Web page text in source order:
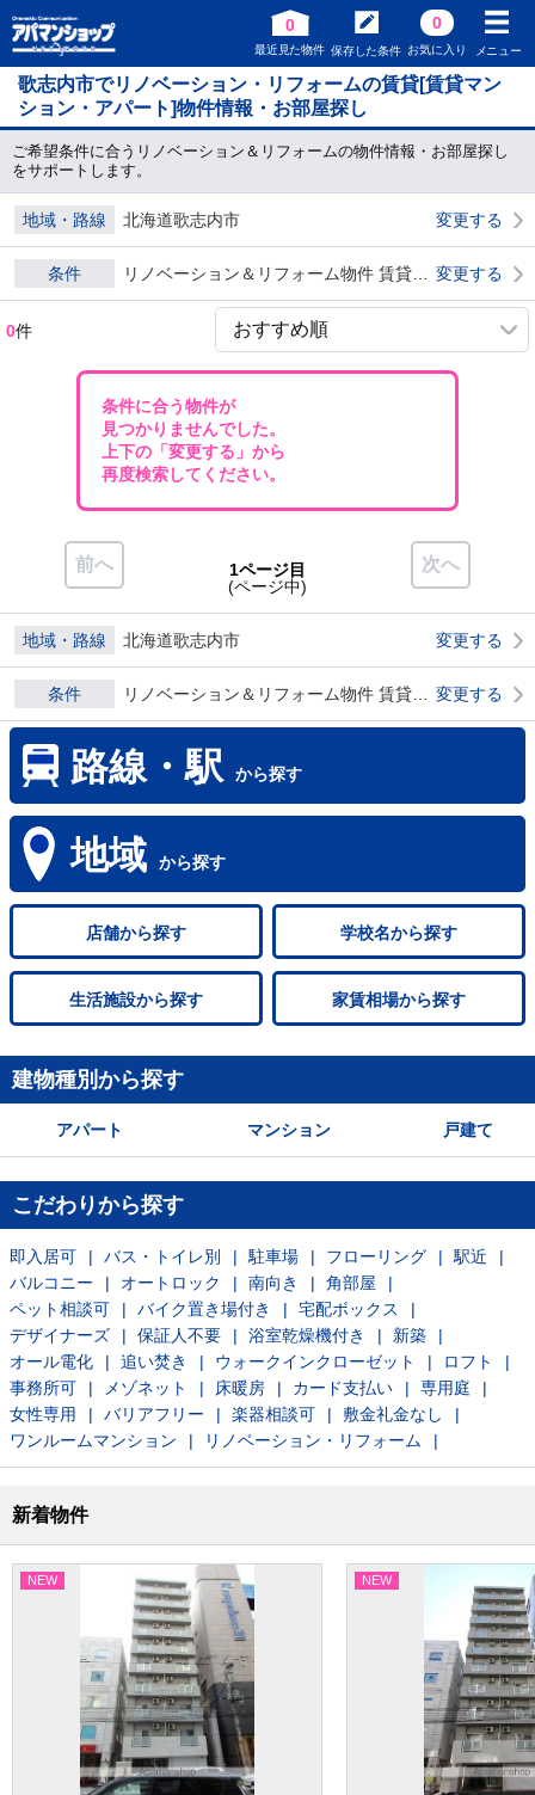
0
最近見た物件 保存した条件
0
お気に入り メニュー
歌志内市でリノベーション・リフォームの賃貸[賃貸マン
ション・アパート]物件情報・お部屋探し
ご希望条件に合うリノベーション＆リフォームの物件情報・お部屋探し
をサポートします。
地域・路線 北海道歌志内市 変更する
条件 変更する
0件
条件に合う物件が
見つかりませんでした。
上下の「変更する」から
再度検索してください。
前へ 次へ
1ページ目
(ページ中)
地域・路線 北海道歌志内市 変更する
条件 変更する
路線・駅 から探す
地域 から探す
店舗から探す 学校名から探す
生活施設から探す 家賃相場から探す
建物種別から探す
アパート マンション 戸建て
こだわりから探す
即入居可 バス・トイレ別 駐車場 フローリング
駅近
バルコニー
オートロック 南向き
角部屋
ペット相談可
バイク置き場付き
宅配ボックス
デザイナーズ
保証人不要 浴室乾燥機付き
新築
オール電化
追い焚き ウォークインクローゼット
ロフト
事務所可
メゾネット 床暖房 カード支払い
専用庭
女性専用
バリアフリー 楽器相談可
敷金礼金なし
ワンルームマンション
リノベーション・リフォーム
新着物件
NEW NEW